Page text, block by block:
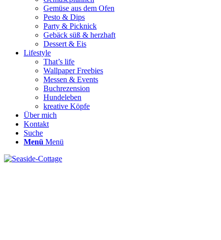
Gemüse aus dem Ofen
Pesto & Dips
Party & Picknick
Gebäck süß & herzhaft
Dessert & Eis
Lifestyle
That’s life
Wallpaper Freebies
Messen & Events
Buchrezension
Hundeleben
kreative Köpfe
Über mich
Kontakt
Suche
Menü Menü